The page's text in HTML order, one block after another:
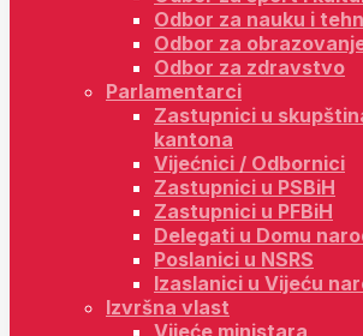
Odbor za nauku i
Odbor za
Odbor za zdravstvo
Parlamentarci
Zastupnici u
kantona
Vijećnici / Odbornici
Zastupnici u PSBiH
Zastupnici u PFBiH
Delegati u Domu
Poslanici u NSRS
Izaslanici u Vijeću
Izvršna vlast
Vijeće ministara